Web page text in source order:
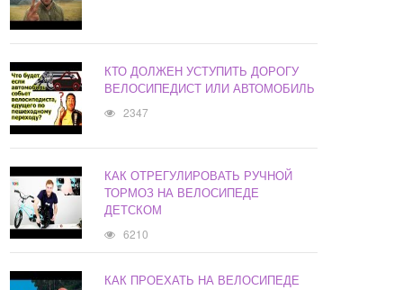
КТО ДОЛЖЕН УСТУПИТЬ ДОРОГУ
ВЕЛОСИПЕДИСТ ИЛИ АВТОМОБИЛЬ
2347
КАК ОТРЕГУЛИРОВАТЬ РУЧНОЙ
ТОРМОЗ НА ВЕЛОСИПЕДЕ
ДЕТСКОМ
6210
КАК ПРОЕХАТЬ НА ВЕЛОСИПЕДЕ